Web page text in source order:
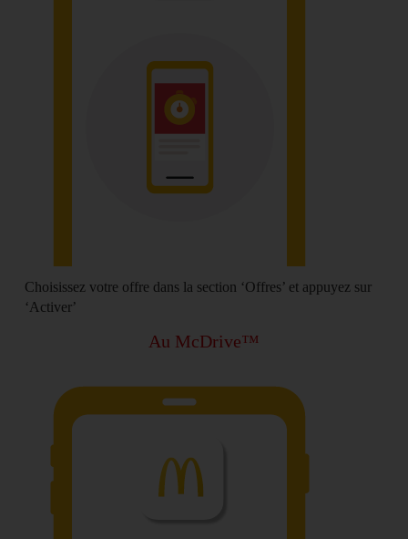
Choisissez votre offre dans la section ‘Offres’ et appuyez sur
‘Activer’
Au McDrive™